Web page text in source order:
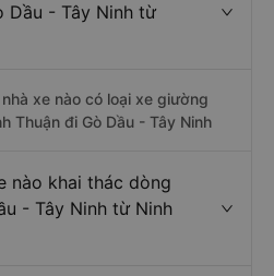
Dầu - Tây Ninh từ
xe nào có loại xe giường
Thuận đi Gò Dầu - Tây Ninh
nào khai thác dòng
- Tây Ninh từ Ninh